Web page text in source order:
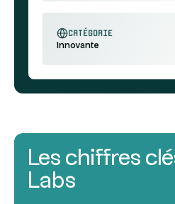
catégorie
Innovante
Les chiffres
Labs